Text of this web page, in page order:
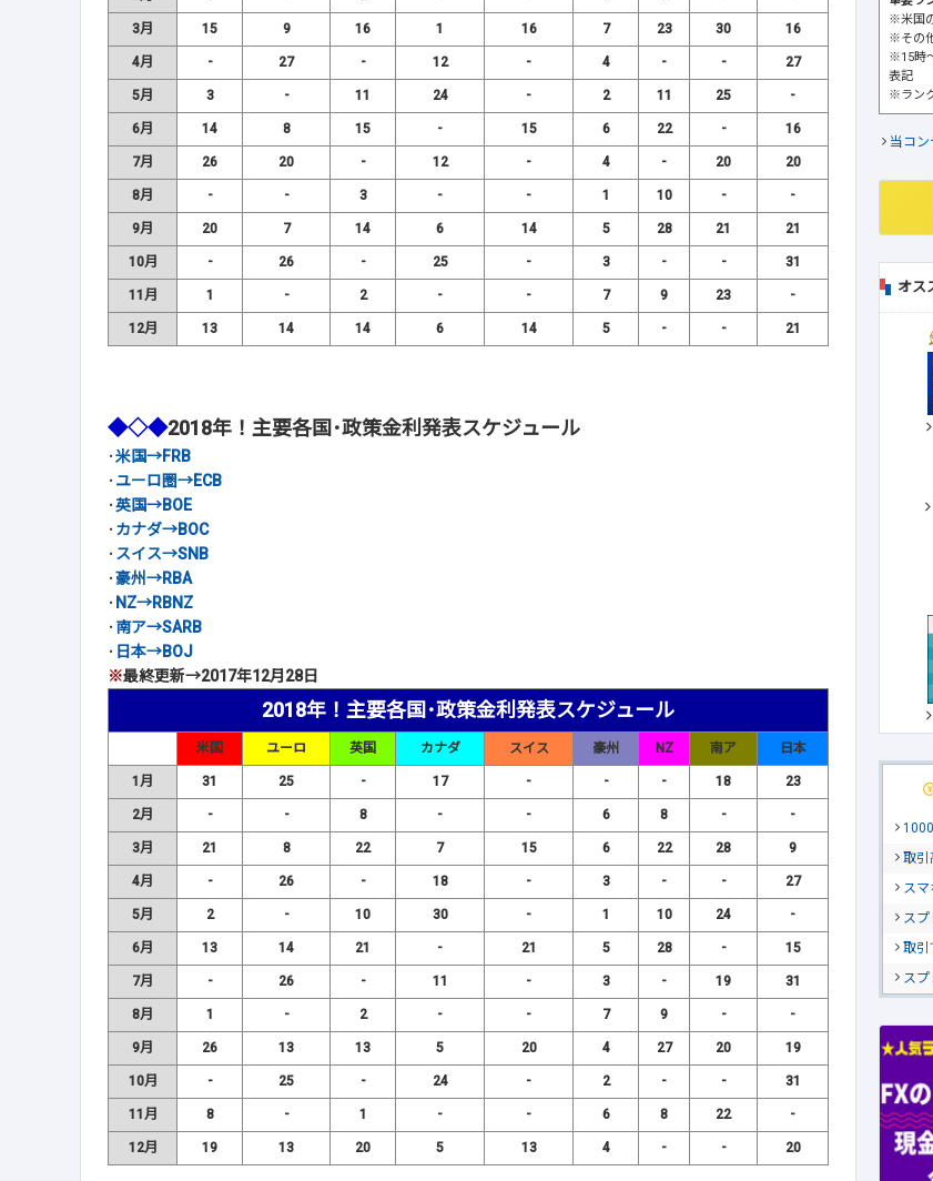
3月 15 9 16 1 16 7 23 30 16
4月 - 27 - 12 - 4 - - 27
5月 3 - 11 24 - 2 11 25 -
6月 14 8 15 - 15 6 22 - 16
7月 26 20 - 12 - 4 - 20 20
8月 - - 3 - - 1 10 - -
9月 20 7 14 6 14 5 28 21 21
10月 - 26 - 25 - 3 - - 31
11月 1 - 2 - - 7 9 23 -
12月 13 14 14 6 14 5 - - 21
◆◇◆2018年！主要各国･政策金利発表スケジュール
･米国→FRB
･ ユーロ圏→ECB
･英国→BOE
･ カナダ→BOC
･ スイス→SNB
･豪州→RBA
･ NZ→RBNZ
･ 南ア→SARB
･ 日本→BOJ
※最終更新→2017年12月28日
2018年！主要各国･政策金利発表スケジュール
米国 ユーロ 英国 カナダ スイス 豪州 NZ 南ア 日本
1月 31 25 - 17 - - - 18 23
2月 - - 8 - - 6 8 - -
3月 21 8 22 7 15 6 22 28 9
4月 - 26 - 18 - 3 - - 27
5月 2 - 10 30 - 1 10 24 -
6月 13 14 21 - 21 5 28 - 15
7月 - 26 - 11 - 3 - 19 31
8月 1 - 2 - - 7 9 - -
9月 26 13 13 5 20 4 27 20 19
10月 - 25 - 24 - 2 - - 31
11月 8 - 1 - - 6 8 22 -
12月 19 13 20 5 13 4 - - 20
※米国
※その
※15時
表記
※ラン
当コ
オス
取引
ス
ス
取引
ス